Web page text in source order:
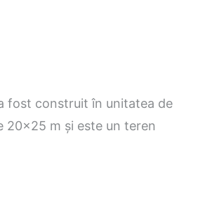
fost construit în unitatea de
m şi este un teren